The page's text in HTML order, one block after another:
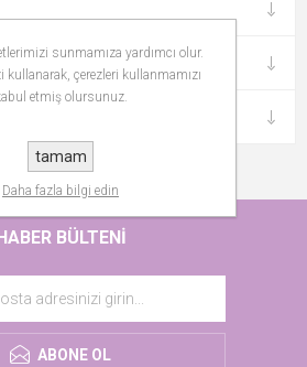
BÜLTENI
ABONE OL
sunmamıza yardımcı olur.
kullanarak, çerezleri kullanmamızı
etmiş olursunuz.
tamam
Daha fazla bilgi edin